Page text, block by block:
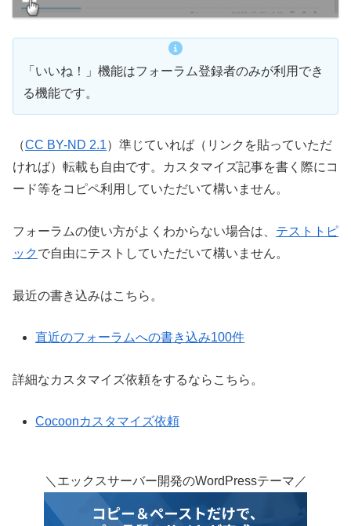
「いいね！」機能はフォーラム登録者のみが利用でき
る機能です。
（CC BY-ND 2.1）準じていれば（リンクを貼っていただ
ければ）転載も自由です。カスタマイズ記事を書く際にコ
ード等をコピペ利用していただいて構いません。
フォーラムの使い方がよくわからない場合は、 テストトピ
ックで自由にテストしていただいて構いません。
最近の書き込みはこちら。
直近のフォーラムへの書き込み100件
詳細なカスタマイズ依頼をするならこちら。
Cocoonカスタマイズ依頼
＼エックスサーバー開発のWordPressテーマ／